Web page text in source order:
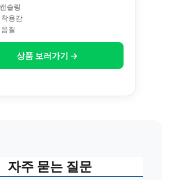
슬링
용감
질
상품 보러가기 →
자주 묻는 질문